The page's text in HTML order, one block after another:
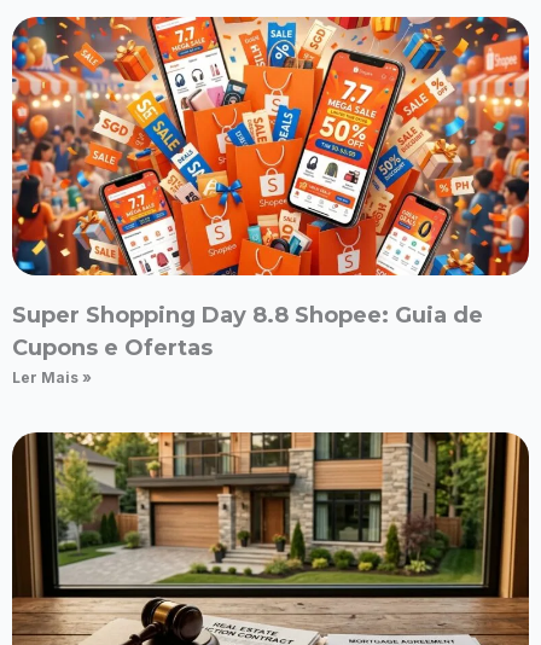
Super Shopping Day 8.8 Shopee: Guia de
Cupons e Ofertas
Ler Mais »